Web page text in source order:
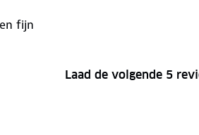
fijn
Laad de volgende 5